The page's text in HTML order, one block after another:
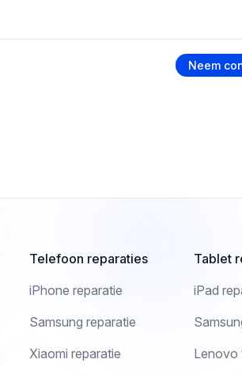
Neem
Telefoon reparaties
iPhone reparatie
Samsung reparatie
Xiaomi reparatie
Tablet
iPad
Lenovo